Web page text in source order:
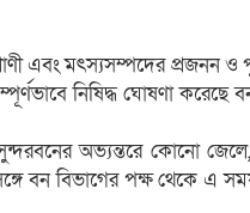
এবং মৎস্যসম্পদের প্রজনন
নিষিদ্ধ ঘোষণা করেছে
অভ্যন্তরে কোনো
বন বিভাগের পক্ষ থেকে এ